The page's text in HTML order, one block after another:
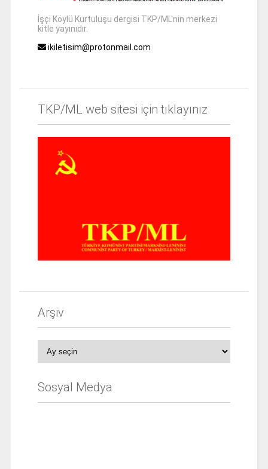
İşçi Köylü Kurtuluşu dergisi TKP/ML'nin merkezi
kitle yayınıdır.
ikiletisim@protonmail.com
TKP/ML web sitesi için tıklayınız
Arşiv
Sosyal Medya